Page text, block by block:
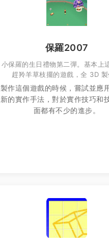
保羅2007
小保羅的生日禮物第二彈。基本上
趕羚羊草枝擺的遊戲，全 3D 製
製作這個遊戲的時候，嘗試並應
新的實作手法，對於實作技巧和
面都有不少的進步。